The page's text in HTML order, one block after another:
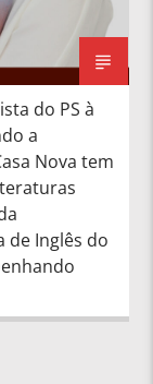
do PS à
a
Nova tem
de Inglês do